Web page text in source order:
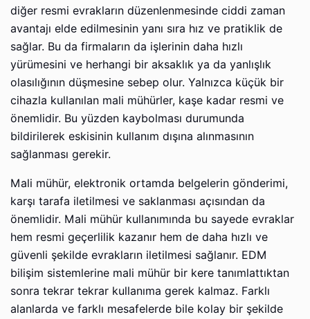
diğer resmi evrakların düzenlenmesinde ciddi zaman
avantajı elde edilmesinin yanı sıra hız ve pratiklik de
sağlar. Bu da firmaların da işlerinin daha hızlı
yürümesini ve herhangi bir aksaklık ya da yanlışlık
olasılığının düşmesine sebep olur. Yalnızca küçük bir
cihazla kullanılan mali mühürler, kaşe kadar resmi ve
önemlidir. Bu yüzden kaybolması durumunda
bildirilerek eskisinin kullanım dışına alınmasının
sağlanması gerekir.
Mali mühür, elektronik ortamda belgelerin gönderimi,
karşı tarafa iletilmesi ve saklanması açısından da
önemlidir. Mali mühür kullanımında bu sayede evraklar
hem resmi geçerlilik kazanır hem de daha hızlı ve
güvenli şekilde evrakların iletilmesi sağlanır. EDM
bilişim sistemlerine mali mühür bir kere tanımlattıktan
sonra tekrar tekrar kullanıma gerek kalmaz. Farklı
alanlarda ve farklı mesafelerde bile kolay bir şekilde